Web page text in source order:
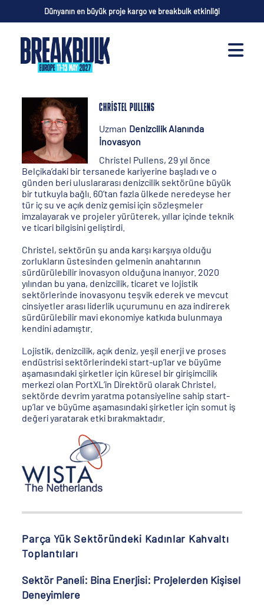
Dünyanın en büyük proje kargo ve breakbulk etkinliği
CHRISTEL PULLENS
Uzman Denizcilik Alanında
İnovasyon
Christel Pullens, 29 yıl önce
Belçika’daki bir tersanede kariyerine başladı ve o
günden beri uluslararası denizcilik sektörüne büyük
bir tutkuyla bağlı. 60’tan fazla ülkede neredeyse her
tür iç su ve açık deniz gemisi için sözleşmeler
imzalayarak ve projeler yürüterek, yıllar içinde teknik
ve ticari bilgisini geliştirdi.
Christel, sektörün şu anda karşı karşıya olduğu
zorlukların üstesinden gelmenin anahtarının
sürdürülebilir inovasyon olduğuna inanıyor. 2020
yılından bu yana, denizcilik, ticaret ve lojistik
sektörlerinde inovasyonu teşvik ederek ve mevcut
cinsiyetler arası liderlik uçurumunu en aza indirerek
sürdürülebilir mavi ekonomiye katkıda bulunmaya
kendini adamıştır.
Lojistik, denizcilik, açık deniz, yeşil enerji ve proses
endüstrisi sektörlerindeki start-up’lar ve büyüme
aşamasındaki şirketler için küresel bir girişimcilik
merkezi olan PortXL’in Direktörü olarak Christel,
sektörde devrim yaratma potansiyeline sahip start-
up’lar ve büyüme aşamasındaki şirketler için somut iş
değeri yaratarak etki bırakmaktadır.
Parça Yük Sektöründeki Kadınlar Kahvaltı
Toplantıları
Sektör Paneli: Bina Enerjisi: Projelerden Kişisel
Deneyimlere